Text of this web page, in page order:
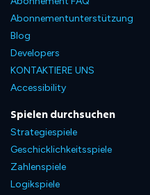
Abonnementunterstützung
Blog
Developers
KONTAKTIERE UNS
Accessibility
Spielen durchsuchen
Strategiespiele
Geschicklichkeitsspiele
Zahlenspiele
Logikspiele